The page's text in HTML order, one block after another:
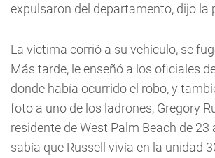
expulsaron del departamento, dijo la
La víctima corrió a su vehículo, se
Más tarde, le enseñó a los oficiales
donde había ocurrido el robo, y
foto a uno de los ladrones, Gregory
residente de West Palm Beach de 23
sabía que Russell vivía en la unidad